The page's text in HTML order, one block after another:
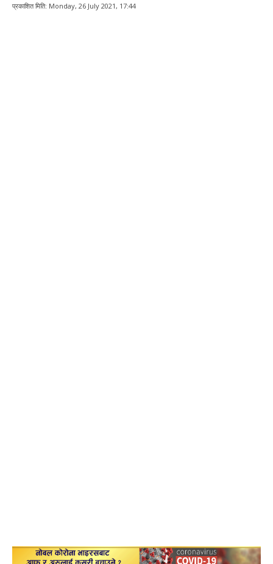
प्रकाशित मिति: Monday, 26 July 2021, 17:44